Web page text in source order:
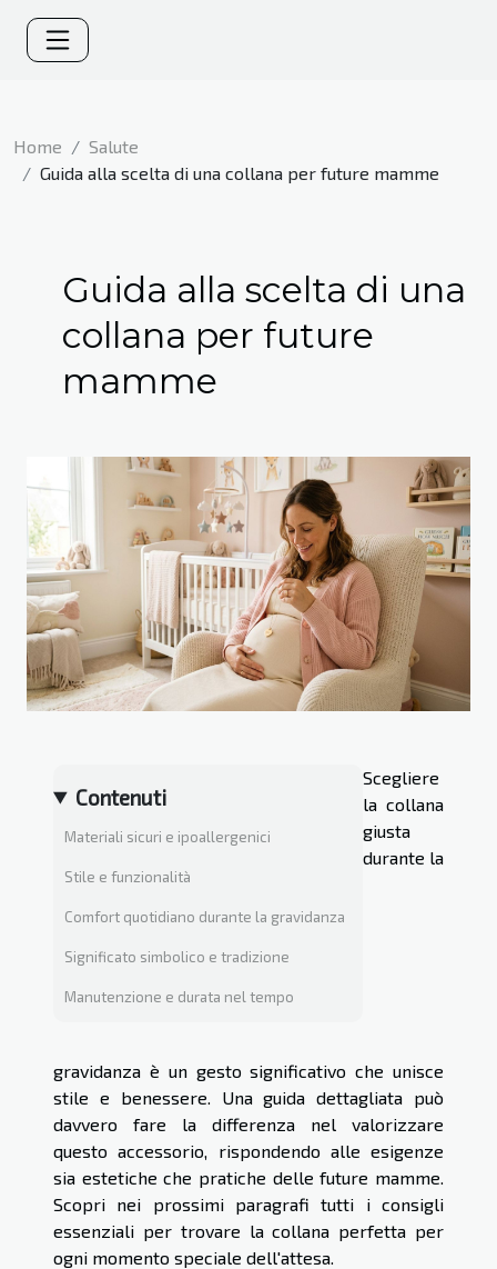
Home
Salute
Guida alla scelta di una collana per future mamme
Guida alla scelta di una
collana per future
mamme
Contenuti
Materiali sicuri e ipoallergenici
Stile e funzionalità
Comfort quotidiano durante la gravidanza
Significato simbolico e tradizione
Manutenzione e durata nel tempo
Scegliere
la collana
giusta
durante la
gravidanza è un gesto significativo che unisce
stile e benessere. Una guida dettagliata può
davvero fare la differenza nel valorizzare
questo accessorio, rispondendo alle esigenze
sia estetiche che pratiche delle future mamme.
Scopri nei prossimi paragrafi tutti i consigli
essenziali per trovare la collana perfetta per
ogni momento speciale dell'attesa.